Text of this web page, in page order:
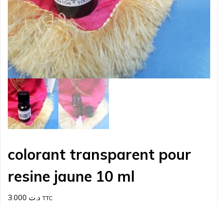
colorant transparent pour
resine jaune 10 ml
د.ت TTC